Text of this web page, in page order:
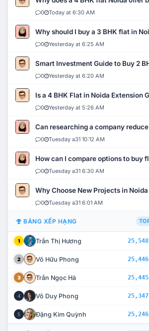
0 Today at 6:30 AM
Why should I buy a 3 BHK flat in
0 Yesterday at 6:25 AM
Smart Investment Guide to Buy 2
0 Yesterday at 6:20 AM
Is a 4 BHK Flat in Noida Extension
0 Yesterday at 5:26 AM
Can researching a company
0 Tuesday a31 10:12 AM
How can I compare options to buy
0 Tuesday a31 6:30 AM
Why Choose New Projects in
0 Tuesday a31 6:01 AM
BẢNG XẾP HẠNG
1 Trần Thị Hương 25,548
2 Võ Hữu Phong 25,446
3 Trần Ngọc Hà 25,445
4 Võ Duy Phong 25,347
5 Đặng Kim Quỳnh 25,246